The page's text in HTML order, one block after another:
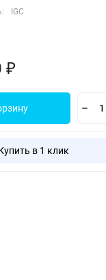
IGC
₽
в 1 клик